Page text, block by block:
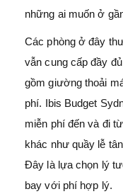
những ai muốn ở
Các phòng ở đây
vẫn cung cấp đầy
gồm giường thoải
phí. Ibis Budget
miễn phí đến và đi
khác như quầy lễ
Đây là lựa chọn lý
bay với phí hợp lý.